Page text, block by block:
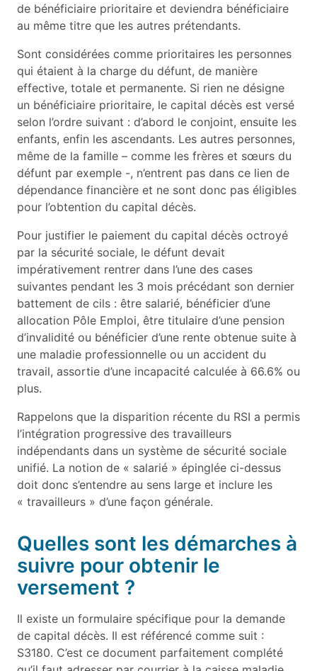
de bénéficiaire prioritaire et deviendra bénéficiaire
au même titre que les autres prétendants.
Sont considérées comme prioritaires les personnes
qui étaient à la charge du défunt, de manière
effective, totale et permanente. Si rien ne désigne
un bénéficiaire prioritaire, le capital décès est versé
selon l’ordre suivant : d’abord le conjoint, ensuite les
enfants, enfin les ascendants. Les autres personnes,
même de la famille – comme les frères et sœurs du
défunt par exemple -, n’entrent pas dans ce lien de
dépendance financière et ne sont donc pas éligibles
pour l’obtention du capital décès.
Pour justifier le paiement du capital décès octroyé
par la sécurité sociale, le défunt devait
impérativement rentrer dans l’une des cases
suivantes pendant les 3 mois précédant son dernier
battement de cils : être salarié, bénéficier d’une
allocation Pôle Emploi, être titulaire d’une pension
d’invalidité ou bénéficier d’une rente obtenue suite à
une maladie professionnelle ou un accident du
travail, assortie d’une incapacité calculée à 66.6% ou
plus.
Rappelons que la disparition récente du RSI a permis
l’intégration progressive des travailleurs
indépendants dans un système de sécurité sociale
unifié. La notion de « salarié » épinglée ci-dessus
doit donc s’entendre au sens large et inclure les
« travailleurs » d’une façon générale.
Quelles sont les démarches à
suivre pour obtenir le
versement ?
Il existe un formulaire spécifique pour la demande
de capital décès. Il est référencé comme suit :
S3180. C’est ce document parfaitement complété